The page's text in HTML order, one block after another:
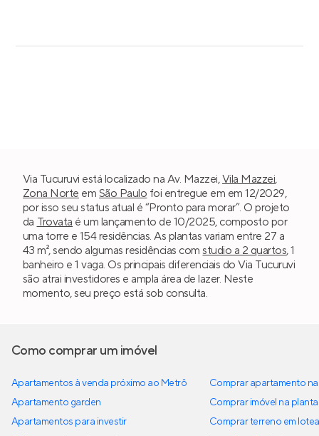
Via Tucuruvi está localizado na Av. Mazzei,Vila Mazzei,
Zona Norte em São Paulo foi entregue em em 12/2029,
por isso seu status atual é “Pronto para morar”. O projeto
da Trovata é um lançamento de 10/2025, composto por
uma torre e 154 residências. As plantas variam entre 27 a
43 m², sendo algumas residências comstudio a 2 quartos, 1
banheiro e 1 vaga. Os principais diferenciais do Via Tucuruvi
são atrai investidores e ampla área de lazer. Neste
momento, seu preço está sob consulta.
Como comprar um imóvel
Apartamentos à venda próximo ao Metrô
Apartamento garden
Apartamentos para investir
Comprar apartamento
Comprar imóvel na planta
Comprar terreno em